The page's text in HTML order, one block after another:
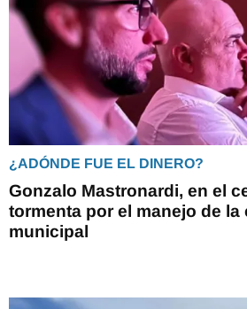
¿ADÓNDE FUE EL DINERO?
Gonzalo Mastronardi, en el
tormenta por el manejo de
municipal